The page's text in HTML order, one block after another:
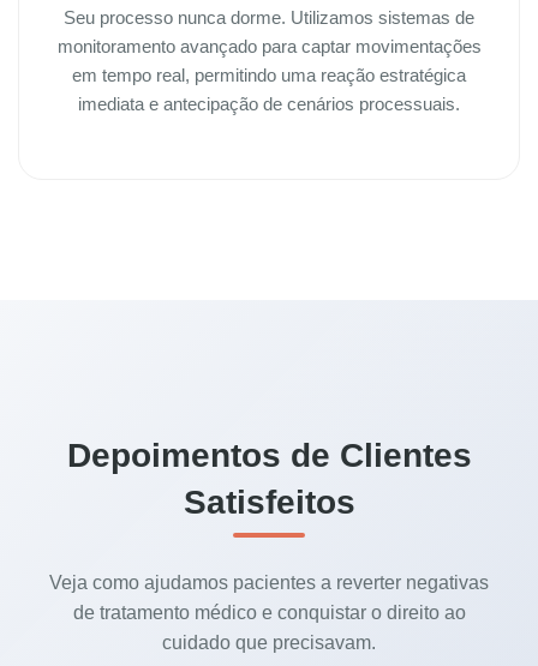
Seu processo nunca dorme. Utilizamos sistemas de
monitoramento avançado para captar movimentações
em tempo real, permitindo uma reação estratégica
imediata e antecipação de cenários processuais.
Depoimentos de Clientes
Satisfeitos
Veja como ajudamos pacientes a reverter negativas
de tratamento médico e conquistar o direito ao
cuidado que precisavam.